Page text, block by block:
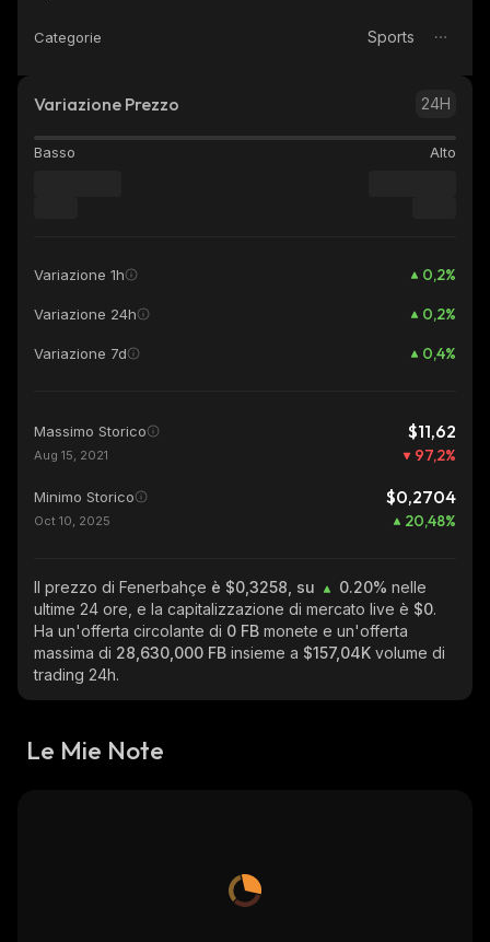
Categorie Sports
Variazione Prezzo 24H
Basso Alto
Variazione 1h 0,2%
Variazione 24h 0,2%
Variazione 7d 0,4%
Massimo Storico $11,62
Aug 15, 2021 97,2%
Minimo Storico $0,2704
Oct 10, 2025 20,48%
Il prezzo di Fenerbahçe è $0,3258, su 0.20% nelle
ultime 24 ore, e la capitalizzazione di mercato live è $0.
Ha un'offerta circolante di 0 FB monete e un'offerta
massima di 28,630,000 FB insieme a $157,04K volume di
trading 24h.
Le Mie Note